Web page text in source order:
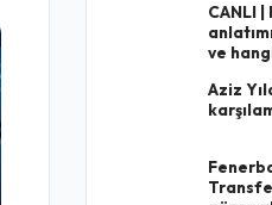
CANLI
ve
Aziz